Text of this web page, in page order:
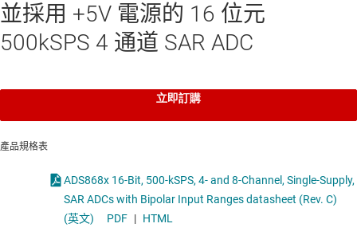
並採用 +5V 電源的 16 位元
500kSPS 4 通道 SAR ADC
立即訂購
產品規格表
ADS868x 16-Bit, 500-kSPS, 4- and 8-Channel, Single-Supply,
SAR ADCs with Bipolar Input Ranges datasheet (Rev. C)
(英文)
PDF | HTML